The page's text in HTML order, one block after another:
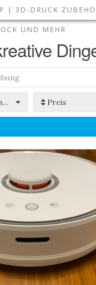
| 3D-DRUCK
UND MEHR
3D-Druck
Preis